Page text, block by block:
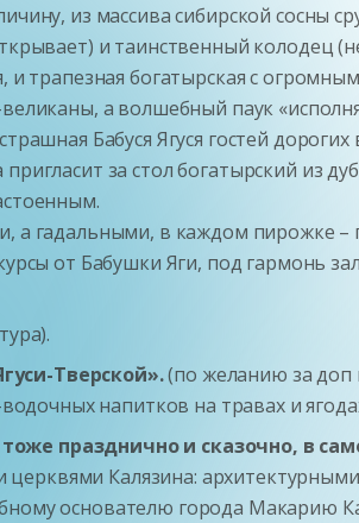
из массива сибирской сосны
и таинственный колодец
и трапезная богатырская с
а волшебный паук
Бабуся Ягуся гостей
за стол богатырский из
гадальными, в каждом пирожке –
от Бабушки Яги, под гармонь
Тверской».(по желанию за доп
напитков на травах и
празднично и сказочно, в
Калязина:
основателю города Макарию